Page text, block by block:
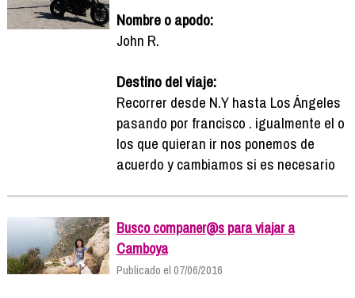
Nombre o apodo:
John R.
Destino del viaje:
Recorrer desde N.Y hasta Los Ángeles
pasando por francisco . igualmente el o
los que quieran ir nos ponemos de
acuerdo y cambiamos si es necesario
Busco companer@s para viajar a
Camboya
Publicado el 07/06/2016